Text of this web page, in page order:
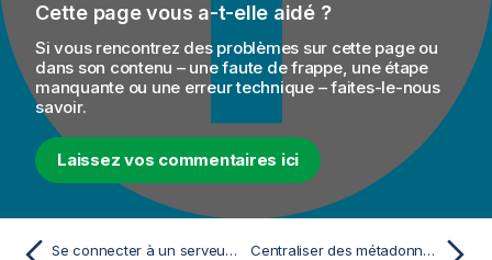
Cette page vous a-t-elle aidé ?
Si vous rencontrez des problèmes sur cette page ou
dans son contenu – une faute de frappe, une étape
manquante ou une erreur technique – faites-le-nous
savoir.
Laissez vos commentaires ici
Se connecter à un serveur FTP Centraliser des métadonnées UN/EDIFACT